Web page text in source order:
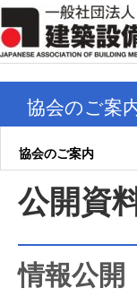
協会のご案
協会のご案内
公開資
情報公開